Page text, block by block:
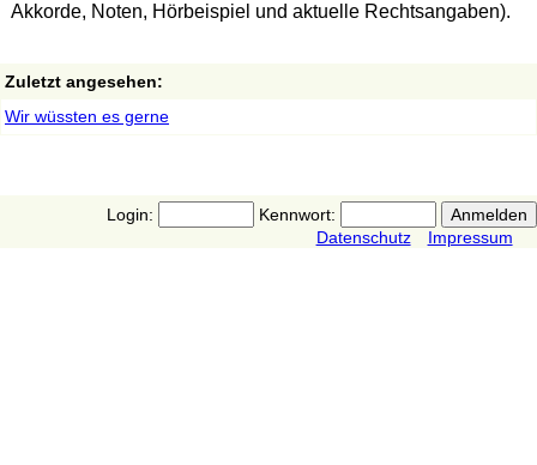
Akkorde, Noten, Hörbeispiel und aktuelle Rechtsangaben).
Zuletzt angesehen:
Wir wüssten es gerne
Login:
Kennwort:
Datenschutz
Impressum